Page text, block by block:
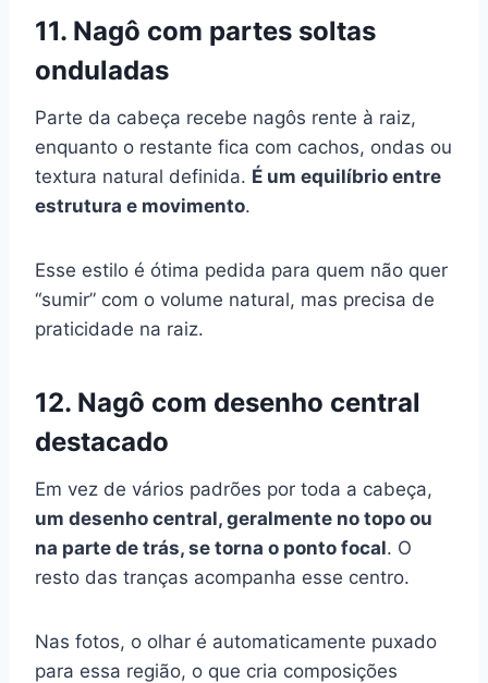
11. Nagô com partes soltas
onduladas
Parte da cabeça recebe nagôs rente à raiz,
enquanto o restante fica com cachos, ondas ou
textura natural definida. É um equilíbrio entre
estrutura e movimento.
Esse estilo é ótima pedida para quem não quer
“sumir” com o volume natural, mas precisa de
praticidade na raiz.
12. Nagô com desenho central
destacado
Em vez de vários padrões por toda a cabeça,
um desenho central, geralmente no topo ou
na parte de trás, se torna o ponto focal. O
resto das tranças acompanha esse centro.
Nas fotos, o olhar é automaticamente puxado
para essa região, o que cria composições